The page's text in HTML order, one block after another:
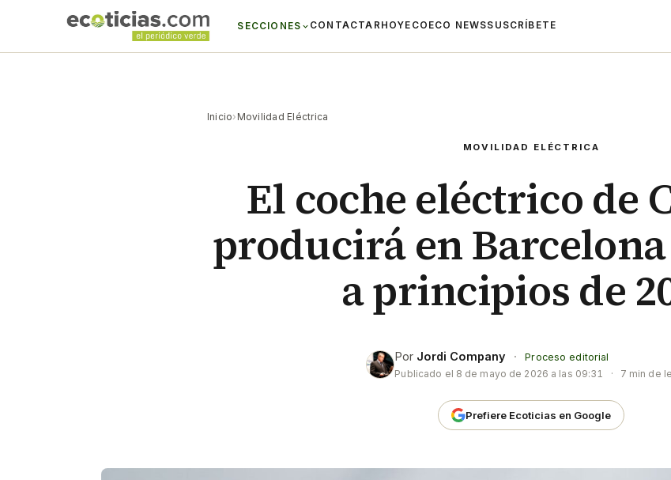
SECCIONES CONTACTAR HOYECO ECO NEWSSUSCRÍBETE
Inicio› Movilidad Eléctrica
MOVILIDAD ELÉCTRICA
El coche eléctrico de
producirá en Barcelona
a principios de
Por Jordi Company ·
Proceso editorial
Publicado el 8 de mayo de 2026 a las 09:31 · 7 min de
Prefiere Ecoticias en Google